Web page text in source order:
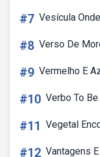
#7 Vesícula
#8 Verso De
#9 Vermelho E
#10 Verbo To
#11 Vegetal
#12 Vantagens